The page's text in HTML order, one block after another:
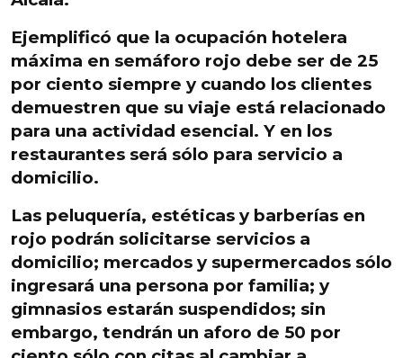
Ejemplificó que la ocupación hotelera
máxima en semáforo rojo debe ser de 25
por ciento siempre y cuando los clientes
demuestren que su viaje está relacionado
para una actividad esencial. Y en los
restaurantes será sólo para servicio a
domicilio.
Las peluquería, estéticas y barberías en
rojo podrán solicitarse servicios a
domicilio; mercados y supermercados sólo
ingresará una persona por familia; y
gimnasios estarán suspendidos; sin
embargo, tendrán un aforo de 50 por